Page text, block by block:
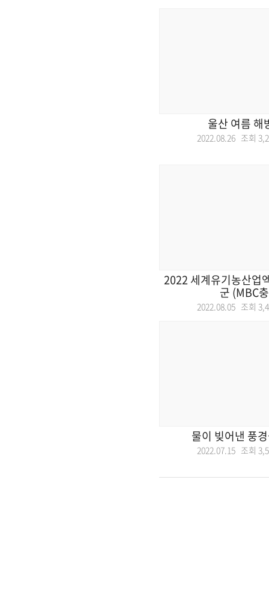
울산 여름 해
2022.08.26 조회
2022 세계유기농산업
군 (MBC
2022.08.05 조회
물이 빚어낸 풍
2022.07.15 조회